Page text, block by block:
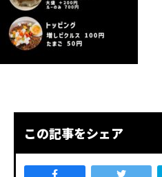
この記事をシェア